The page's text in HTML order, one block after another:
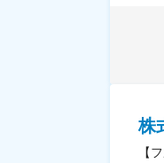
株
【